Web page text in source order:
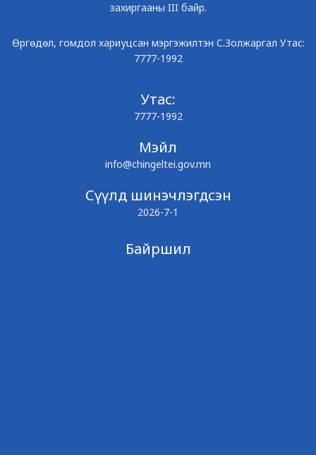
захиргааны III байр.
Өргөдөл, гомдол хариуцсан мэргэжилтэн С.Золжаргал Утас:
7777-1992
Утас:
7777-1992
Мэйл
info@chingeltei.gov.mn
Сүүлд шинэчлэгдсэн
2026-7-1
Байршил